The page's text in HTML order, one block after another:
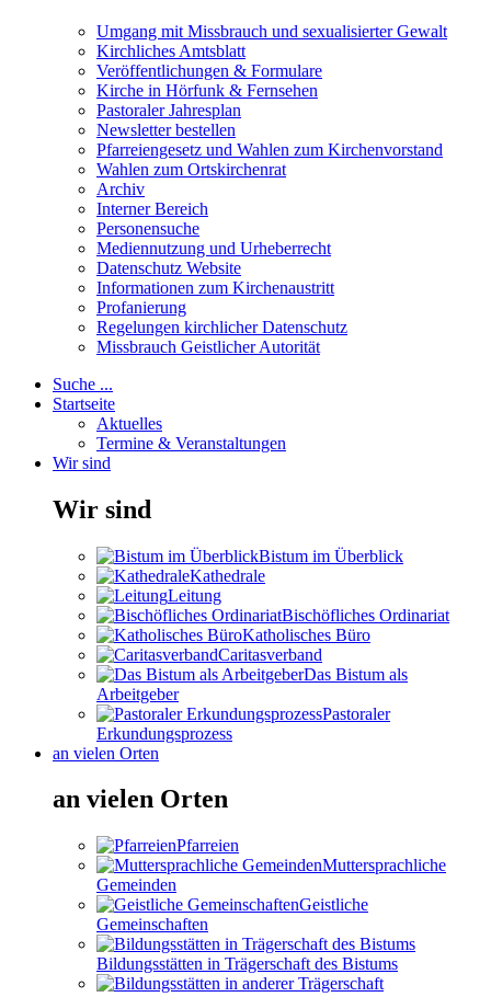
Umgang mit Missbrauch und sexualisierter Gewalt
Kirchliches Amtsblatt
Veröffentlichungen & Formulare
Kirche in Hörfunk & Fernsehen
Pastoraler Jahresplan
Newsletter bestellen
Pfarreiengesetz und Wahlen zum Kirchenvorstand
Wahlen zum Ortskirchenrat
Archiv
Interner Bereich
Personensuche
Mediennutzung und Urheberrecht
Datenschutz Website
Informationen zum Kirchenaustritt
Profanierung
Regelungen kirchlicher Datenschutz
Missbrauch Geistlicher Autorität
Suche ...
Startseite
Aktuelles
Termine & Veranstaltungen
Wir sind
Wir sind
Bistum im Überblick
Kathedrale
Leitung
Bischöfliches Ordinariat
Katholisches Büro
Caritasverband
Das Bistum als
Arbeitgeber
Pastoraler
Erkundungsprozess
an vielen Orten
an vielen Orten
Pfarreien
Muttersprachliche
Gemeinden
Geistliche
Gemeinschaften
Bildungsstätten in Trägerschaft des Bistums